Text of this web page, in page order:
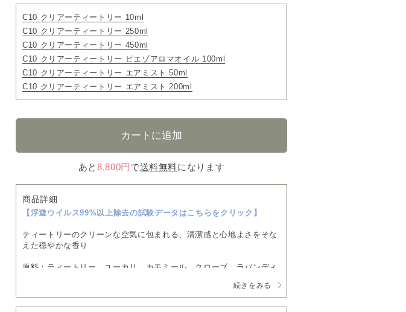
C10 クリアーティートリー 10ml
C10 クリアーティートリー 250ml
C10 クリアーティートリー 450ml
C10 クリアーティートリー ピエゾアロマオイル 100ml
C10 クリアーティートリー エアミスト 50ml
C10 クリアーティートリー エアミスト 200ml
あと8,800円 で送料無料になります
商品詳細
【浮遊ウイルス99%以上除去の試験データはこちらをクリック】
ティートリーのクリーンな空気に包まれる、清潔感と心地よさをそな
えた穏やかな香り
原料：ティートリー、ユーカリ、カモミール、クローブ、ラバンディ
続きをみる